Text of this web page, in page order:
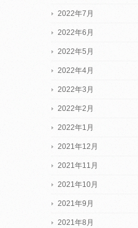
2022年7月
2022年6月
2022年5月
2022年4月
2022年3月
2022年2月
2022年1月
2021年12月
2021年11月
2021年10月
2021年9月
2021年8月